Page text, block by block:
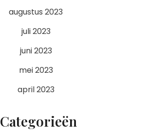
augustus 2023
juli 2023
juni 2023
mei 2023
april 2023
Categorieën